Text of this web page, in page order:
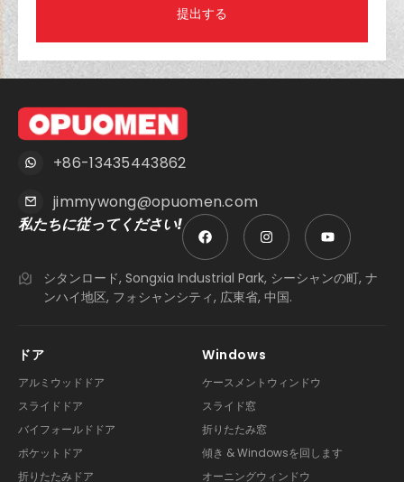
提出する
+86-13435443862
jimmywong@opuomen.com
私たちに従ってください!
シタンロード, Songxia Industrial Park, シーシャンの町, ナ
ンハイ地区, フォシャンシティ, 広東省, 中国.
ドア
アルミウッドドア
スライドドア
バイフォールドドア
ポケットドア
折りたたみドア
Windows
ケースメントウィンドウ
スライド窓
折りたたみ窓
傾き & Windowsを回します
オーニングウィンドウ